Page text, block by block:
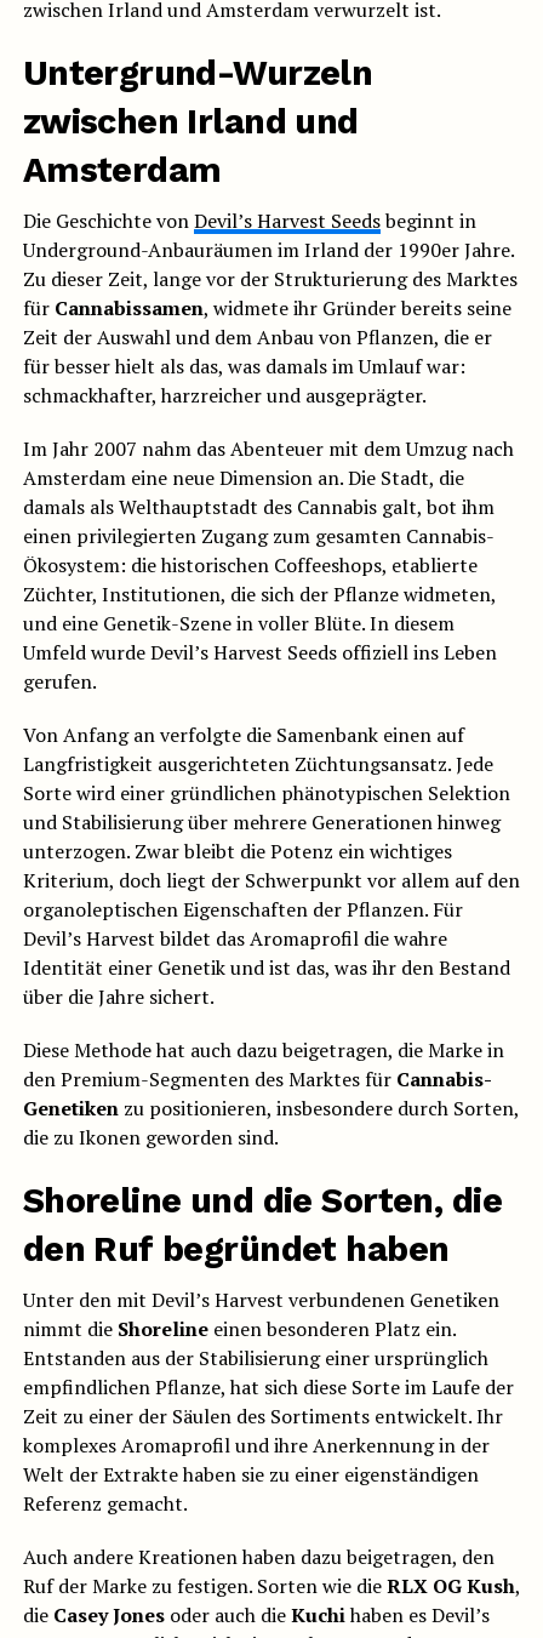
zwischen Irland und Amsterdam verwurzelt ist.
Untergrund-Wurzeln
zwischen Irland und
Amsterdam
Die Geschichte vonDevil’s Harvest Seedsbeginnt in
Underground-Anbauräumen im Irland der 1990er Jahre.
Zu dieser Zeit, lange vor der Strukturierung des Marktes
für Cannabissamen, widmete ihr Gründer bereits seine
Zeit der Auswahl und dem Anbau von Pflanzen, die er
für besser hielt als das, was damals im Umlauf war:
schmackhafter, harzreicher und ausgeprägter.
Im Jahr 2007 nahm das Abenteuer mit dem Umzug nach
Amsterdam eine neue Dimension an. Die Stadt, die
damals als Welthauptstadt des Cannabis galt, bot ihm
einen privilegierten Zugang zum gesamten Cannabis-
Ökosystem: die historischen Coffeeshops, etablierte
Züchter, Institutionen, die sich der Pflanze widmeten,
und eine Genetik-Szene in voller Blüte. In diesem
Umfeld wurde Devil’s Harvest Seeds offiziell ins Leben
gerufen.
Von Anfang an verfolgte die Samenbank einen auf
Langfristigkeit ausgerichteten Züchtungsansatz. Jede
Sorte wird einer gründlichen phänotypischen Selektion
und Stabilisierung über mehrere Generationen hinweg
unterzogen. Zwar bleibt die Potenz ein wichtiges
Kriterium, doch liegt der Schwerpunkt vor allem auf den
organoleptischen Eigenschaften der Pflanzen. Für
Devil’s Harvest bildet das Aromaprofil die wahre
Identität einer Genetik und ist das, was ihr den Bestand
über die Jahre sichert.
Diese Methode hat auch dazu beigetragen, die Marke in
den Premium-Segmenten des Marktes für Cannabis-
Genetikenzu positionieren, insbesondere durch Sorten,
die zu Ikonen geworden sind.
Shoreline und die Sorten, die
den Ruf begründet haben
Unter den mit Devil’s Harvest verbundenen Genetiken
nimmt die Shorelineeinen besonderen Platz ein.
Entstanden aus der Stabilisierung einer ursprünglich
empfindlichen Pflanze, hat sich diese Sorte im Laufe der
Zeit zu einer der Säulen des Sortiments entwickelt. Ihr
komplexes Aromaprofil und ihre Anerkennung in der
Welt der Extrakte haben sie zu einer eigenständigen
Referenz gemacht.
Auch andere Kreationen haben dazu beigetragen, den
Ruf der Marke zu festigen. Sorten wie dieRLX OG Kush,
die Casey Jonesoder auch dieKuchihaben es Devil’s